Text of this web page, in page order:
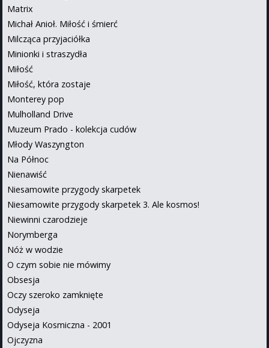
Matrix
Michał Anioł. Miłość i śmierć
Milcząca przyjaciółka
Minionki i straszydła
Miłość
Miłość, która zostaje
Monterey pop
Mulholland Drive
Muzeum Prado - kolekcja cudów
Młody Waszyngton
Na Północ
Nienawiść
Niesamowite przygody skarpetek
Niesamowite przygody skarpetek 3. Ale kosmos!
Niewinni czarodzieje
Norymberga
Nóż w wodzie
O czym sobie nie mówimy
Obsesja
Oczy szeroko zamknięte
Odyseja
Odyseja Kosmiczna - 2001
Ojczyzna